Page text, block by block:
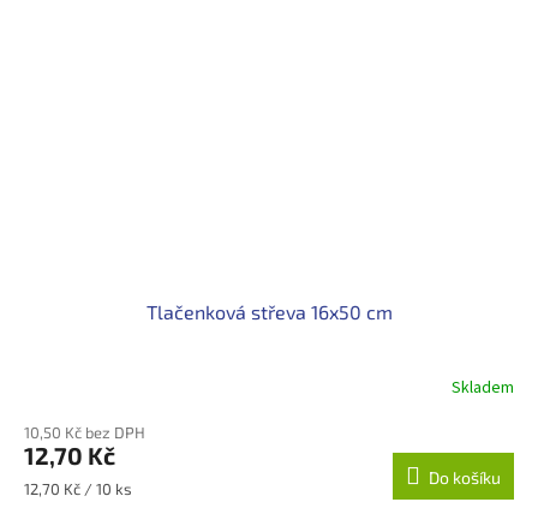
Tlačenková střeva 16x50 cm
Skladem
10,50 Kč bez DPH
12,70 Kč
Měrná
12,70 Kč / 10 ks
Do košíku